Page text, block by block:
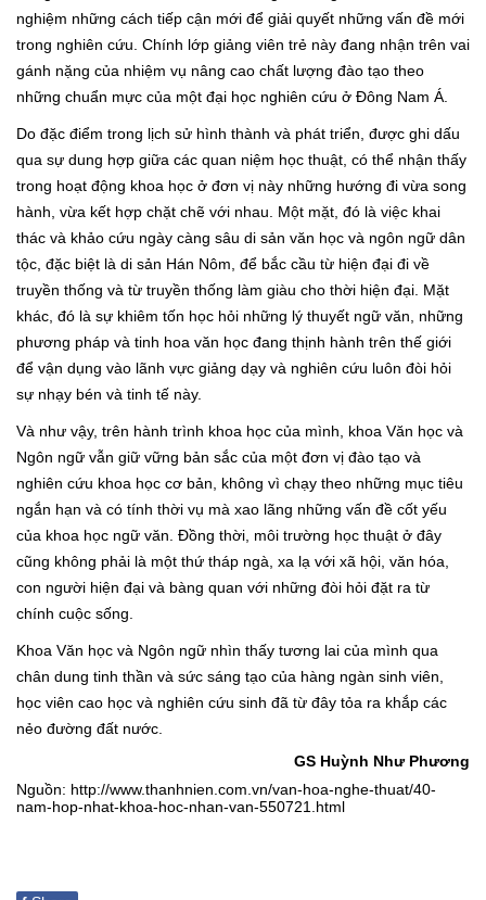
nghiệm những cách tiếp cận mới để giải quyết những vấn đề mới
trong nghiên cứu. Chính lớp giảng viên trẻ này đang nhận trên vai
gánh nặng của nhiệm vụ nâng cao chất lượng đào tạo theo
những chuẩn mực của một đại học nghiên cứu ở Đông Nam Á.
Do đặc điểm trong lịch sử hình thành và phát triển, được ghi dấu
qua sự dung hợp giữa các quan niệm học thuật, có thể nhận thấy
trong hoạt động khoa học ở đơn vị này những hướng đi vừa song
hành, vừa kết hợp chặt chẽ với nhau. Một mặt, đó là việc khai
thác và khảo cứu ngày càng sâu di sản văn học và ngôn ngữ dân
tộc, đặc biệt là di sản Hán Nôm, để bắc cầu từ hiện đại đi về
truyền thống và từ truyền thống làm giàu cho thời hiện đại. Mặt
khác, đó là sự khiêm tốn học hỏi những lý thuyết ngữ văn, những
phương pháp và tinh hoa văn học đang thịnh hành trên thế giới
để vận dụng vào lãnh vực giảng dạy và nghiên cứu luôn đòi hỏi
sự nhạy bén và tinh tế này.
Và như vậy, trên hành trình khoa học của mình, khoa Văn học và
Ngôn ngữ vẫn giữ vững bản sắc của một đơn vị đào tạo và
nghiên cứu khoa học cơ bản, không vì chạy theo những mục tiêu
ngắn hạn và có tính thời vụ mà xao lãng những vấn đề cốt yếu
của khoa học ngữ văn. Đồng thời, môi trường học thuật ở đây
cũng không phải là một thứ tháp ngà, xa lạ với xã hội, văn hóa,
con người hiện đại và bàng quan với những đòi hỏi đặt ra từ
chính cuộc sống.
Khoa Văn học và Ngôn ngữ nhìn thấy tương lai của mình qua
chân dung tinh thần và sức sáng tạo của hàng ngàn sinh viên,
học viên cao học và nghiên cứu sinh đã từ đây tỏa ra khắp các
nẻo đường đất nước.
GS Huỳnh Như Phương
Nguồn: http://www.thanhnien.com.vn/van-hoa-nghe-thuat/40-
nam-hop-nhat-khoa-hoc-nhan-van-550721.html